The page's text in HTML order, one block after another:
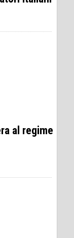
al regime